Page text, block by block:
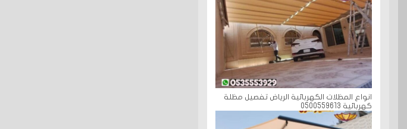
انواع المظلات الكهربائية الرياض تفصيل مظلة
كهربائية 0500559613